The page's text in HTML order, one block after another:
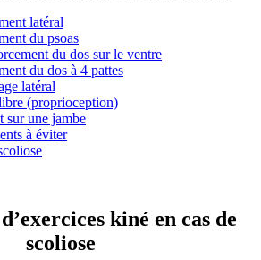
latéral
du psoas
du dos sur le ventre
du dos à 4 pattes
latéral
(proprioception)
sur une jambe
à éviter
kiné en cas de
scoliose